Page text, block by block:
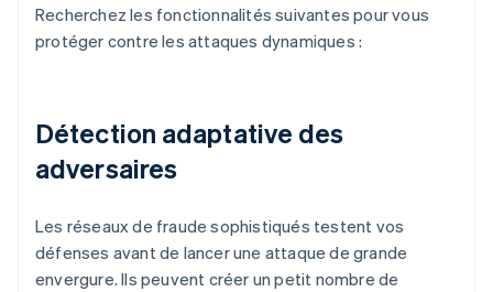
Recherchez les fonctionnalités suivantes pour vous
protéger contre les attaques dynamiques :
Détection adaptative des
adversaires
Les réseaux de fraude sophistiqués testent vos
défenses avant de lancer une attaque de grande
envergure. Ils peuvent créer un petit nombre de